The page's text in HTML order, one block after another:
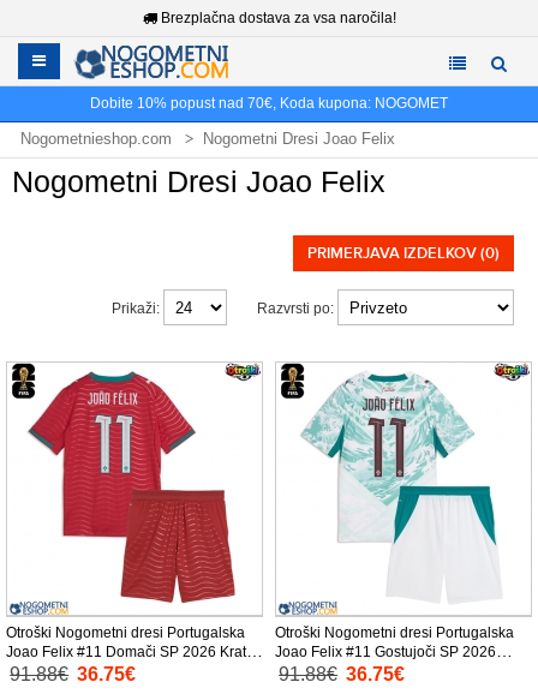
Brezplačna dostava za vsa naročila!
Dobite 10% popust nad 70€, Koda kupona: NOGOMET
Nogometnieshop.com Nogometni Dresi Joao Felix
Nogometni Dresi Joao Felix
PRIMERJAVA IZDELKOV (0)
Razvrsti po:
Prikaži:
Otroški Nogometni dresi Portugalska
Joao Felix #11 Domači SP 2026 Kratek
Rokav (+ Kratke hlače)
91.88€ 36.75€
Otroški Nogometni dresi Portugalska
Joao Felix #11 Gostujoči SP 2026
Kratek Rokav (+ Kratke hlače)
91.88€ 36.75€